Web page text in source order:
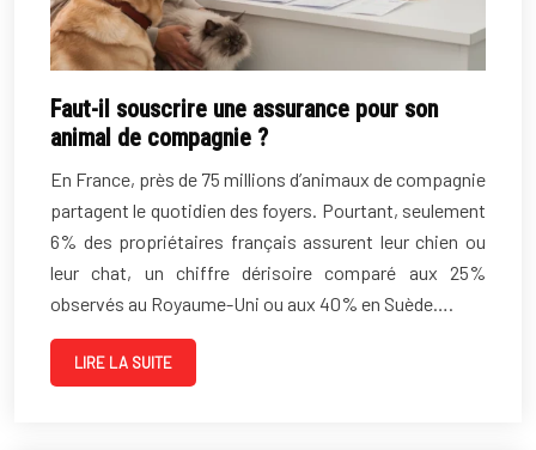
Faut-il souscrire une assurance pour son
animal de compagnie ?
En France, près de 75 millions d’animaux de compagnie
partagent le quotidien des foyers. Pourtant, seulement
6% des propriétaires français assurent leur chien ou
leur chat, un chiffre dérisoire comparé aux 25%
observés au Royaume-Uni ou aux 40% en Suède….
LIRE LA SUITE